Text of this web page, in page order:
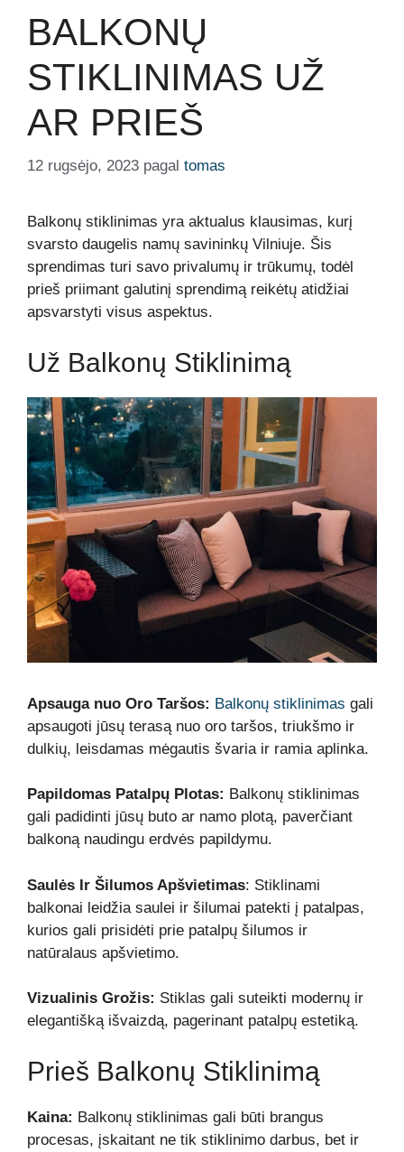
BALKONŲ
STIKLINIMAS UŽ
AR PRIEŠ
12 rugsėjo, 2023 pagal tomas
Balkonų stiklinimas yra aktualus klausimas, kurį
svarsto daugelis namų savininkų Vilniuje. Šis
sprendimas turi savo privalumų ir trūkumų, todėl
prieš priimant galutinį sprendimą reikėtų atidžiai
apsvarstyti visus aspektus.
Už Balkonų Stiklinimą
Apsauga nuo Oro Taršos: Balkonų stiklinimas gali
apsaugoti jūsų terasą nuo oro taršos, triukšmo ir
dulkių, leisdamas mėgautis švaria ir ramia aplinka.
Papildomas Patalpų Plotas: Balkonų stiklinimas
gali padidinti jūsų buto ar namo plotą, paverčiant
balkoną naudingu erdvės papildymu.
Saulės Ir Šilumos Apšvietimas: Stiklinami
balkonai leidžia saulei ir šilumai patekti į patalpas,
kurios gali prisidėti prie patalpų šilumos ir
natūralaus apšvietimo.
Vizualinis Grožis: Stiklas gali suteikti modernų ir
elegantišką išvaizdą, pagerinant patalpų estetiką.
Prieš Balkonų Stiklinimą
Kaina: Balkonų stiklinimas gali būti brangus
procesas, įskaitant ne tik stiklinimo darbus, bet ir